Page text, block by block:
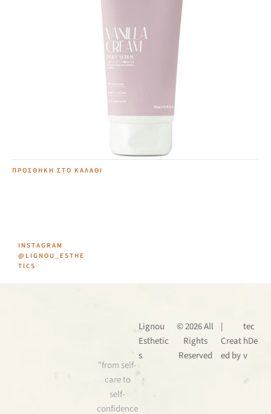
Vanilla Cream Body Scrub
ΠΡΟΣΘΉΚΗ ΣΤΟ ΚΑΛΆΘΙ
INSTAGRAM
@LIGNOU_ESTHE
TICS
"from self-
care to
self-
confidence
Lignou
Esthetic
s
© 2026 All
Rights
Reserved
|
Creat
ed by
tec
hDe
v